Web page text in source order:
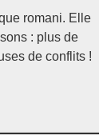
romani. Elle
: plus de
de conflits !